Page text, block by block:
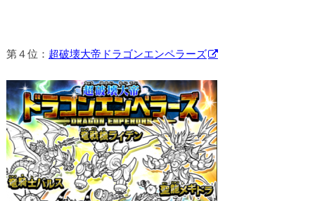
第４位： 超破壊大帝ドラゴンエンペラーズ